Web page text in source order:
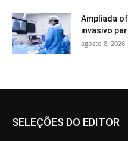
Ampliada
invasivo
agosto 8, 2026
SELEÇÕES DO EDITOR